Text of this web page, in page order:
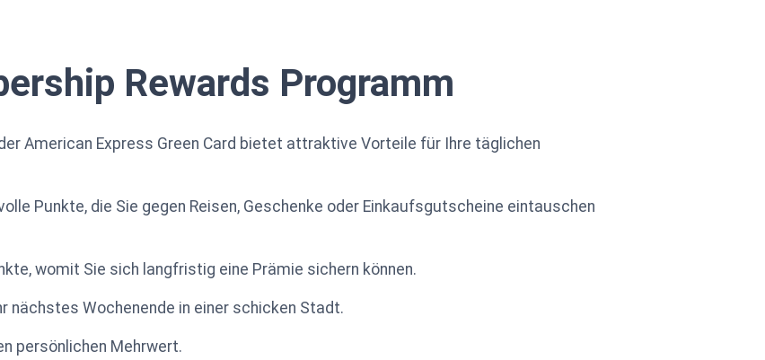
Rewards Programm
American Express Green Card bietet attraktive Vorteile für Ihre täglichen
Punkte, die Sie gegen Reisen, Geschenke oder Einkaufsgutscheine eintauschen
womit Sie sich langfristig eine Prämie sichern können.
nächstes Wochenende in einer schicken Stadt.
persönlichen Mehrwert.